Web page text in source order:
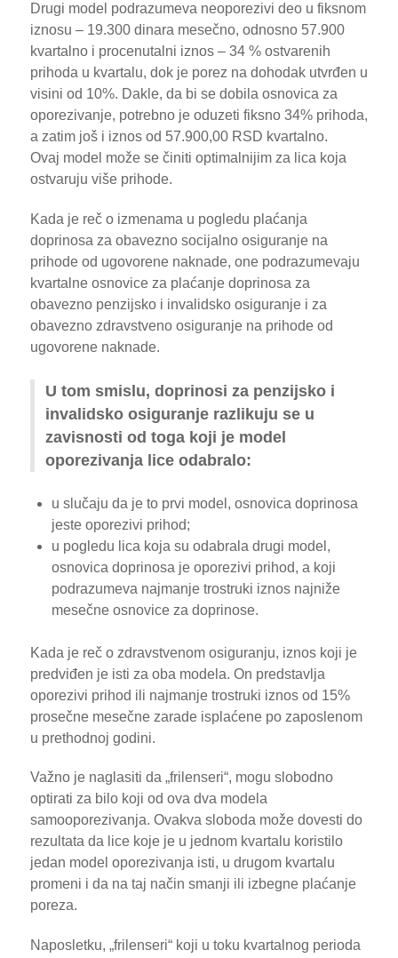
Drugi model podrazumeva neoporezivi deo u fiksnom
iznosu – 19.300 dinara mesečno, odnosno 57.900
kvartalno i procenutalni iznos – 34 % ostvarenih
prihoda u kvartalu, dok je porez na dohodak utvrđen u
visini od 10%. Dakle, da bi se dobila osnovica za
oporezivanje, potrebno je oduzeti fiksno 34% prihoda,
a zatim još i iznos od 57.900,00 RSD kvartalno.
Ovaj model može se činiti optimalnijim za lica koja
ostvaruju više prihode.
Kada je reč o izmenama u pogledu plaćanja
doprinosa za obavezno socijalno osiguranje na
prihode od ugovorene naknade, one podrazumevaju
kvartalne osnovice za plaćanje doprinosa za
obavezno penzijsko i invalidsko osiguranje i za
obavezno zdravstveno osiguranje na prihode od
ugovorene naknade.
U tom smislu, doprinosi za penzijsko i
invalidsko osiguranje razlikuju se u
zavisnosti od toga koji je model
oporezivanja lice odabralo:
u slučaju da je to prvi model, osnovica doprinosa
jeste oporezivi prihod;
u pogledu lica koja su odabrala drugi model,
osnovica doprinosa je oporezivi prihod, a koji
podrazumeva najmanje trostruki iznos najniže
mesečne osnovice za doprinose.
Kada je reč o zdravstvenom osiguranju, iznos koji je
predviđen je isti za oba modela. On predstavlja
oporezivi prihod ili najmanje trostruki iznos od 15%
prosečne mesečne zarade isplaćene po zaposlenom
u prethodnoj godini.
Važno je naglasiti da „frilenseri“, mogu slobodno
optirati za bilo koji od ova dva modela
samooporezivanja. Ovakva sloboda može dovesti do
rezultata da lice koje je u jednom kvartalu koristilo
jedan model oporezivanja isti, u drugom kvartalu
promeni i da na taj način smanji ili izbegne plaćanje
poreza.
Naposletku, „frilenseri“ koji u toku kvartalnog perioda